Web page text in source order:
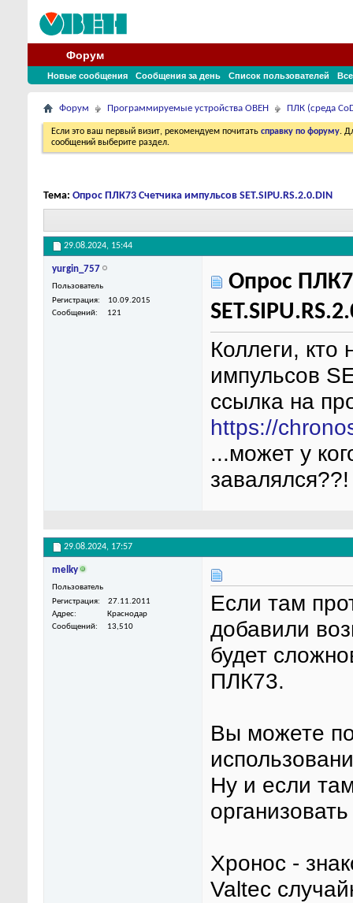
Форум
Новые сообщения Сообщения за день Список пользователей
Форум Программируемые устройства ОВЕН ПЛК (среда
Если это ваш первый визит, рекомендуем почитать справку по форуму.
сообщений выберите раздел.
Тема: Опрос ПЛК73 Счетчика импульсов SET.SIPU.RS.2.0.DIN
29.08.2024, 15:44
yurgin_757
Пользователь
Регистрация
10.09.2015
Сообщений
121
Опрос
Коллеги, кто
импульсов
ссылка на
https://
...может у
завалялся??!
29.08.2024, 17:57
melky
Пользователь
Регистрация
27.11.2011
Адрес
Краснодар
Сообщений
13,510
Если там
добавили
будет
ПЛК73.
Вы можете
Ну и если
Хронос -
Valtec